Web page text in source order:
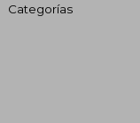
Categorías